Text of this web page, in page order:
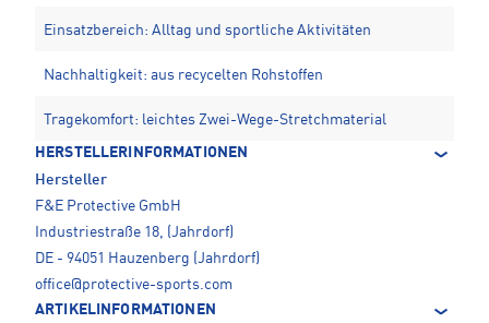
Einsatzbereich: Alltag und sportliche Aktivitäten
Nachhaltigkeit: aus recycelten Rohstoffen
Tragekomfort: leichtes Zwei-Wege-Stretchmaterial
HERSTELLERINFORMATIONEN
Hersteller
F&E Protective GmbH
Industriestraße 18, (Jahrdorf)
DE - 94051 Hauzenberg (Jahrdorf)
office@protective-sports.com
ARTIKELINFORMATIONEN